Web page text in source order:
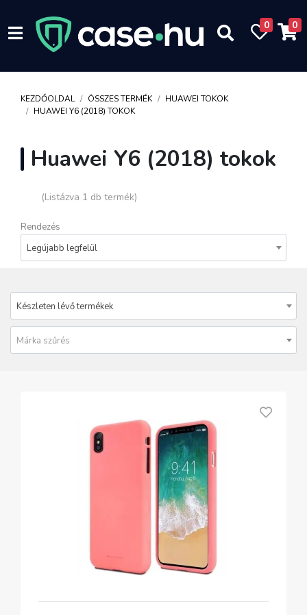
0 0
KEZDŐOLDAL ÖSSZES TERMÉK
HUAWEI TOKOK
HUAWEI Y6 (2018) TOKOK
Huawei Y6 (2018) tokok
(Listázva 1 db termék)
Rendezés
Legújabb legfelül
Készleten lévő termékek
Márka szűrés